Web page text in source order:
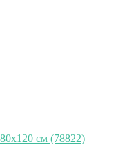
см (78822)